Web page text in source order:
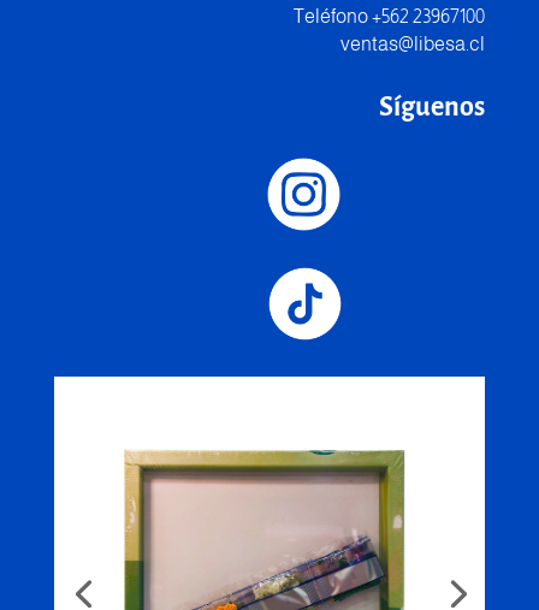
Teléfono +562 23967100
ventas@libesa.cl
Síguenos